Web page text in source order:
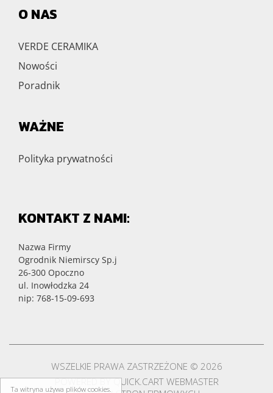
Ta witryna używa plików cookies.
O NAS
VERDE CERAMIKA
Nowości
Poradnik
WAŻNE
Polityka prywatności
KONTAKT Z NAMI:
Nazwa Firmy
Ogrodnik Niemirscy Sp.j
26-300 Opoczno
ul. Inowłodzka 24
nip: 768-15-09-693
WSZELKIE PRAWA ZASTRZEŻONE © 2026
POWERED BYQUICK.CARTWEBMASTER